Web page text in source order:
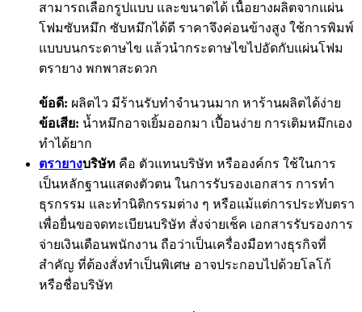
สามารถเลือกรูปแบบ และขนาดได้ เนื้อยางผลิตจากแผ่น
โฟมซับหมึก ซับหมึกได้ดี ราคาจึงค่อนข้างสูง ใช้การพิมพ์
แบบบนกระดาษไข แล้วนำกระดาษไขไปอัดกับแผ่นโฟม
ตรายาง พกพาสะดวก
ข้อดี: ผลิตไว มีร้านรับทำจำนวนมาก หาร้านผลิตได้ง่าย
ข้อเสีย: น้ำหมึกอาจเยิ้มออกมา เปื้อนง่าย การเติมหมึกเอง
ทำได้ยาก
ตรายางบริษัท คือ ตัวแทนบริษัท หรือองค์กร ใช้ในการ
เป็นหลักฐานแสดงตัวตน ในการรับรองเอกสาร การทำ
ธุรกรรม และทำนิติกรรมต่าง ๆ หรือแม้แต่การประทับตรา
เพื่อยื่นขอจดทะเบียนบริษัท สั่งจ่ายเช็ค เอกสารรับรองการ
จ่ายเงินเดือนพนักงาน ถือว่าเป็นเครื่องมือทางธุรกิจที่
สำคัญ ที่ต้องสั่งทำเป็นพิเศษ อาจประกอบไปด้วยโลโก้
หรือชื่อบริษัท